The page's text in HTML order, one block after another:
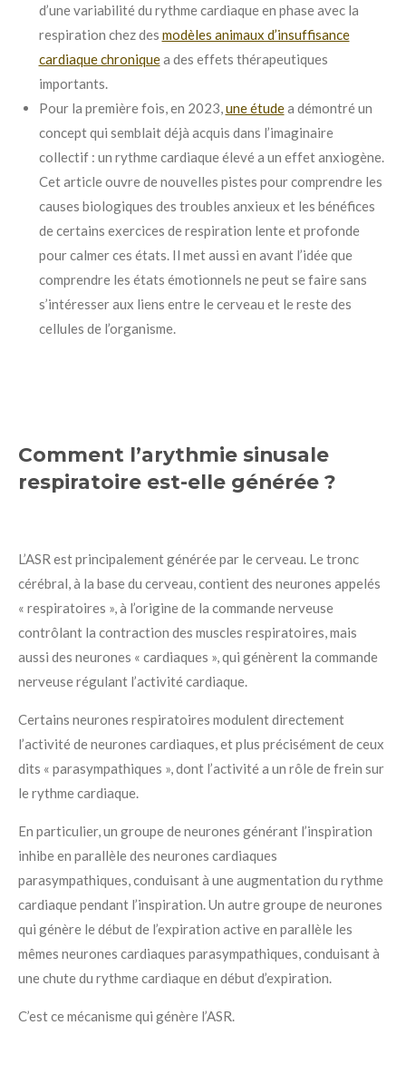
d’une variabilité du rythme cardiaque en phase avec la
respiration chez des modèles animaux d’insuffisance
cardiaque chroniquea des effets thérapeutiques
importants.
Pour la première fois, en 2023,une étudea démontré un
concept qui semblait déjà acquis dans l’imaginaire
collectif : un rythme cardiaque élevé a un effet anxiogène.
Cet article ouvre de nouvelles pistes pour comprendre les
causes biologiques des troubles anxieux et les bénéfices
de certains exercices de respiration lente et profonde
pour calmer ces états. Il met aussi en avant l’idée que
comprendre les états émotionnels ne peut se faire sans
s’intéresser aux liens entre le cerveau et le reste des
cellules de l’organisme.
Comment l’arythmie sinusale
respiratoire est-elle générée ?
L’ASR est principalement générée par le cerveau. Le tronc
cérébral, à la base du cerveau, contient des neurones appelés
« respiratoires », à l’origine de la commande nerveuse
contrôlant la contraction des muscles respiratoires, mais
aussi des neurones « cardiaques », qui génèrent la commande
nerveuse régulant l’activité cardiaque.
Certains neurones respiratoires modulent directement
l’activité de neurones cardiaques, et plus précisément de ceux
dits « parasympathiques », dont l’activité a un rôle de frein sur
le rythme cardiaque.
En particulier, un groupe de neurones générant l’inspiration
inhibe en parallèle des neurones cardiaques
parasympathiques, conduisant à une augmentation du rythme
cardiaque pendant l’inspiration. Un autre groupe de neurones
qui génère le début de l’expiration active en parallèle les
mêmes neurones cardiaques parasympathiques, conduisant à
une chute du rythme cardiaque en début d’expiration.
C’est ce mécanisme qui génère l’ASR.